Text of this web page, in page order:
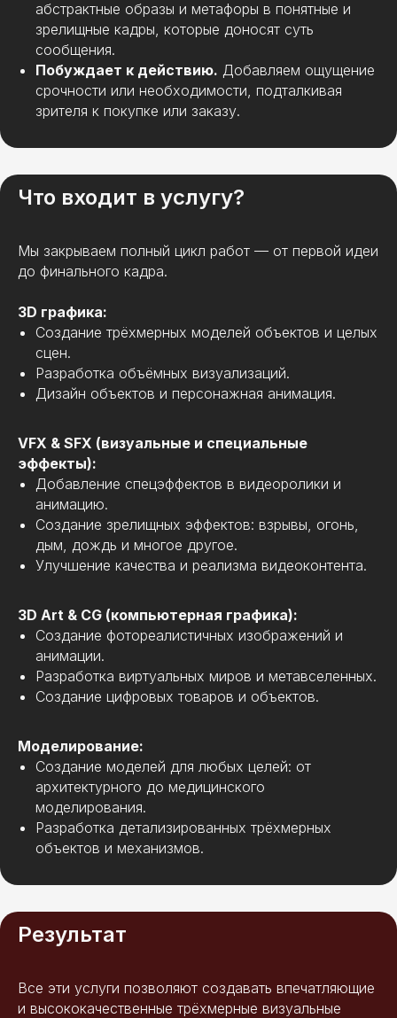
абстрактные образы и метафоры в понятные и
зрелищные кадры, которые доносят суть
сообщения.
Побуждает к действию. Добавляем ощущение
срочности или необходимости, подталкивая
зрителя к покупке или заказу.
Что входит в услугу?
Мы закрываем полный цикл работ — от первой идеи
до финального кадра.
3D графика:
Создание трёхмерных моделей объектов и целых
сцен.
Разработка объёмных визуализаций.
Дизайн объектов и персонажная анимация.
VFX & SFX (визуальные и специальные
эффекты):
Добавление спецэффектов в видеоролики и
анимацию.
Создание зрелищных эффектов: взрывы, огонь,
дым, дождь и многое другое.
Улучшение качества и реализма видеоконтента.
3D Art & CG (компьютерная графика):
Создание фотореалистичных изображений и
анимации.
Разработка виртуальных миров и метавселенных.
Создание цифровых товаров и объектов.
Моделирование:
Создание моделей для любых целей: от
архитектурного до медицинского
моделирования.
Разработка детализированных трёхмерных
объектов и механизмов.
Результат
Все эти услуги позволяют создавать впечатляющие
и высококачественные трёхмерные визуальные